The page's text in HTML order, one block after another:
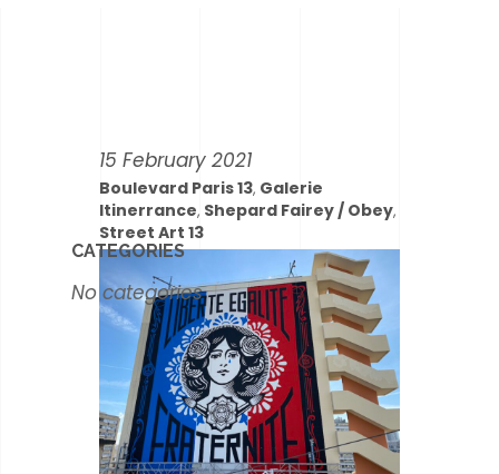
15 February 2021
Boulevard Paris 13, Galerie
Itinerrance, Shepard Fairey / Obey,
Street Art 13
CATEGORIES
No categories